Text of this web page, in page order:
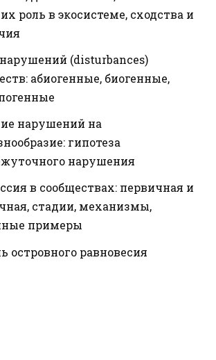
роль в экосистеме, сходства и
(disturbances)
абиогенные, биогенные,
нарушений на
гипотеза
нарушения
в сообществах: первичная и
стадии, механизмы,
примеры
островного равновесия